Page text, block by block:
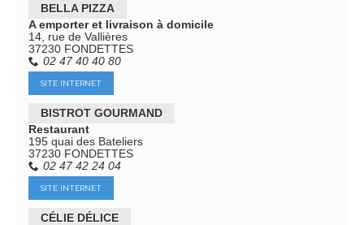
BELLA PIZZA
A emporter et livraison à domicile
14, rue de Vallières
37230 FONDETTES
02 47 40 40 80
SITE INTERNET
BISTROT GOURMAND
Restaurant
195 quai des Bateliers
37230 FONDETTES
02 47 42 24 04
SITE INTERNET
CÉLIE DÉLICE